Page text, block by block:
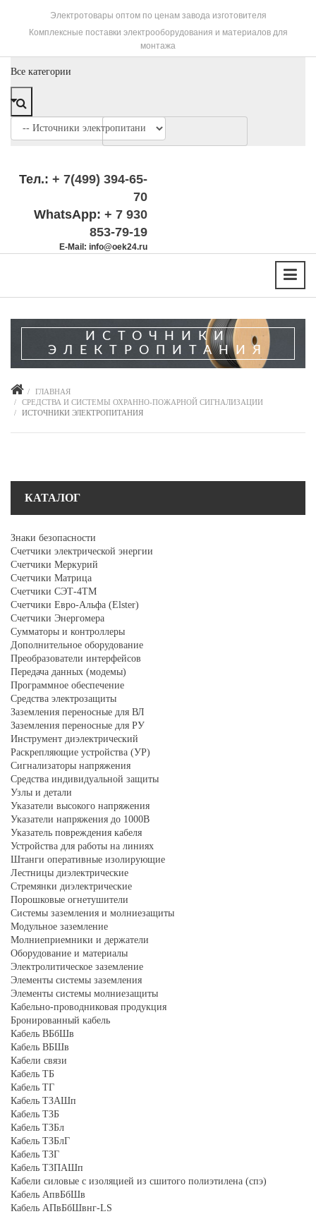
Электротовары оптом по ценам завода изготовителя
Комплексные поставки электрооборудования и материалов для
монтажа
Все категории
Тел.: + 7(499) 394-65-
70
WhatsApp: + 7 930
853-79-19
E-Mail: info@oek24.ru
ИСТОЧНИКИ
ЭЛЕКТРОПИТАНИЯ
ГЛАВНАЯ
СРЕДСТВА И СИСТЕМЫ ОХРАННО-ПОЖАРНОЙ СИГНАЛИЗАЦИИ
ИСТОЧНИКИ ЭЛЕКТРОПИТАНИЯ
КАТАЛОГ
Знаки безопасности
Счетчики электрической энергии
Счетчики Меркурий
Счетчики Матрица
Счетчики СЭТ-4ТМ
Счетчики Евро-Альфа (Elster)
Счетчики Энергомера
Сумматоры и контроллеры
Дополнительное оборудование
Преобразователи интерфейсов
Передача данных (модемы)
Программное обеспечение
Средства электрозащиты
Заземления переносные для ВЛ
Заземления переносные для РУ
Инструмент диэлектрический
Раскрепляющие устройства (УР)
Сигнализаторы напряжения
Средства индивидуальной защиты
Узлы и детали
Указатели высокого напряжения
Указатели напряжения до 1000В
Указатель повреждения кабеля
Устройства для работы на линиях
Штанги оперативные изолирующие
Лестницы диэлектрические
Стремянки диэлектрические
Порошковые огнетушители
Системы заземления и молниезащиты
Модульное заземление
Молниеприемники и держатели
Оборудование и материалы
Электролитическое заземление
Элементы системы заземления
Элементы системы молниезащиты
Кабельно-проводниковая продукция
Бронированный кабель
Кабель ВБбШв
Кабель ВБШв
Кабели связи
Кабель ТБ
Кабель ТГ
Кабель ТЗАШп
Кабель ТЗБ
Кабель ТЗБл
Кабель ТЗБлГ
Кабель ТЗГ
Кабель ТЗПАШп
Кабели силовые с изоляцией из сшитого полиэтилена (спэ)
Кабель АпвБбШв
Кабель АПвБбШвнг-LS